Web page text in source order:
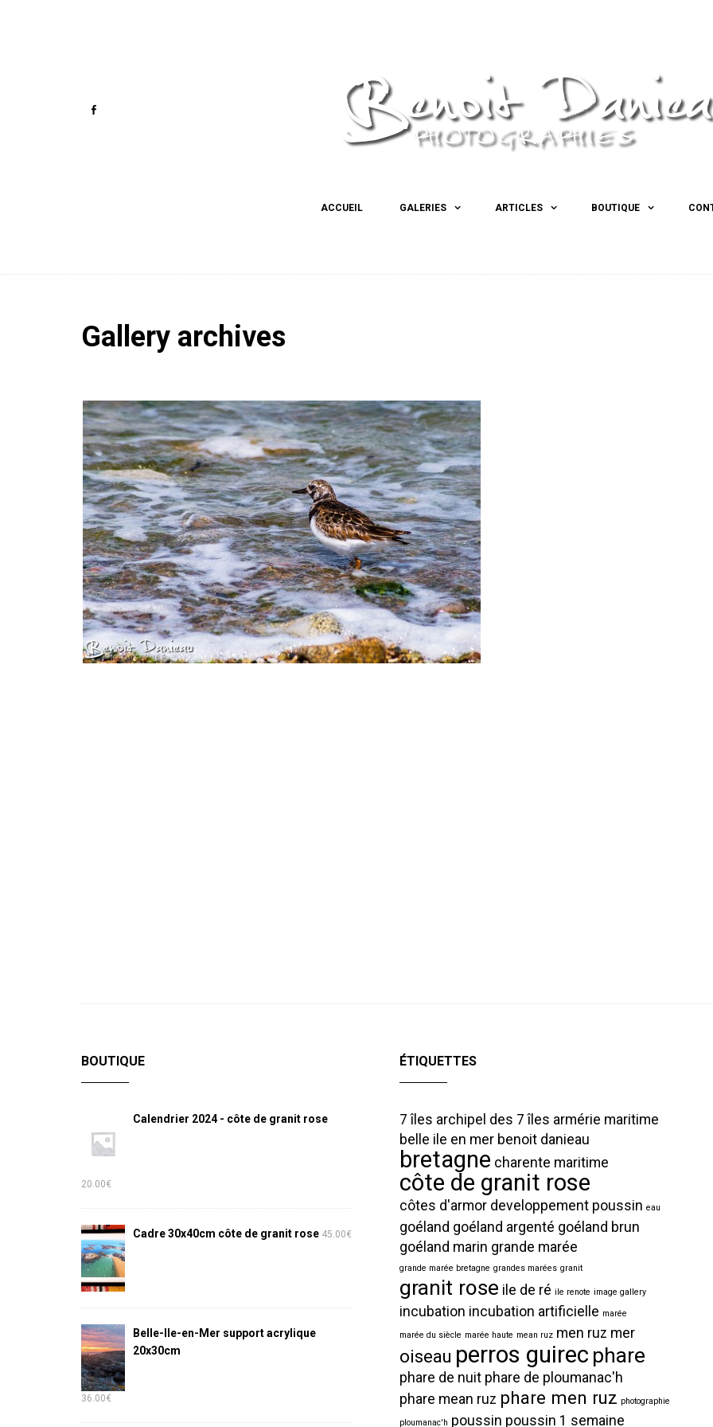
ACCUEIL GALERIES ARTICLES BOUTIQUE
Gallery archives
BOUTIQUE
Calendrier 2024 - côte de granit rose
20.00€
Cadre 30x40cm côte de granit rose 45.00€
Belle-Ile-en-Mer support acrylique
20x30cm
36.00€
ÉTIQUETTES
7 îles archipel des 7 îles armérie maritime
belle ile en mer benoit danieau
bretagne charente maritime
côte de granit rose
côtes d'armor developpement poussin eau
goéland goéland argenté goéland brun
goéland marin grande marée
grande marée bretagne grandes marées granit
granit rose ile de ré ile renote image gallery
incubation incubation artificielle marée
marée du siècle marée haute mean ruz men ruz mer
oiseau perros guirec phare
phare de nuit phare de ploumanac'h
phare mean ruz phare men ruz photographie
ploumanac'h poussin poussin 1 semaine